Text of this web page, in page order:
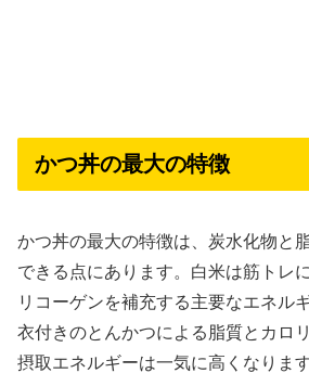
かつ丼の最大の特徴
かつ丼の最大の特徴は、炭水化物と
できる点にあります。白米は筋トレ
リコーゲンを補充する主要なエネル
衣付きのとんかつによる脂質とカロ
摂取エネルギーは一気に高くなりま